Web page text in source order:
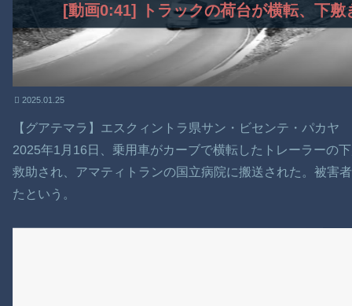
[動画0:41] トラックの荷台が横転、下
2025.01.25
【グアテマラ】エスクィントラ県サン・ビセンテ・パカヤ
2025年1月16日、乗用車がカーブで横転したトレーラーの
救助され、アマティトランの国立病院に搬送された。被害
たという。